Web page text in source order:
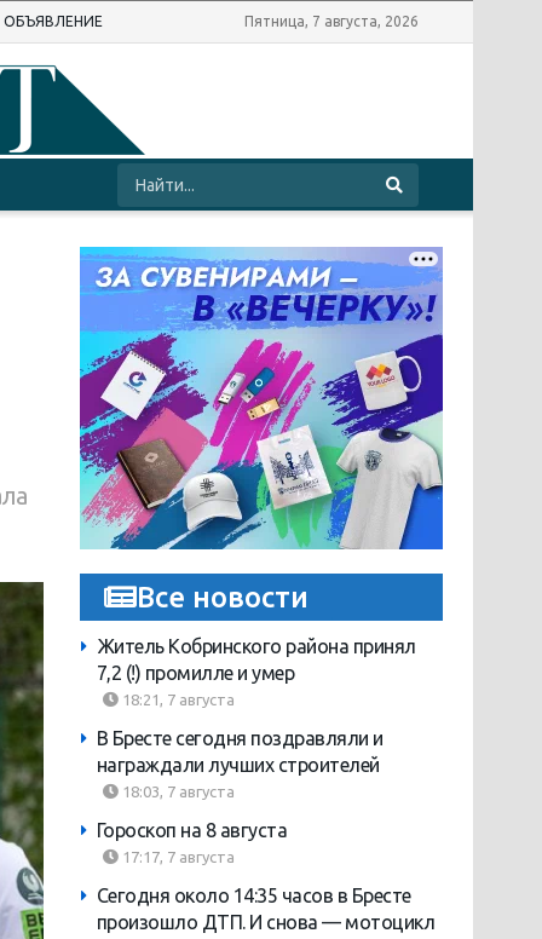
ОБЪЯВЛЕНИЕ Пятница, 7 августа, 2026
Все новости
Житель Кобринского района принял
7,2 (!) промилле и умер
18:21, 7 августа
В Бресте сегодня поздравляли и
награждали лучших строителей
18:03, 7 августа
Гороскоп на 8 августа
17:17, 7 августа
Сегодня около 14:35 часов в Бресте
произошло ДТП. И снова — мотоцикл